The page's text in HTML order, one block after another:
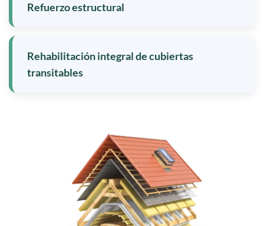
Refuerzo estructural
Rehabilitación integral de cubiertas
transitables